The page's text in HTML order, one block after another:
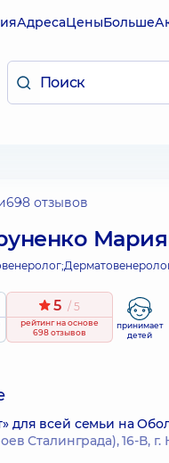
АдресаЦеныБольше
698 отзывов
5 / 5
рейтингна основе
698 отзывов
принимает
детей
для всей семьи на
Сталинграда), 16-В, г.